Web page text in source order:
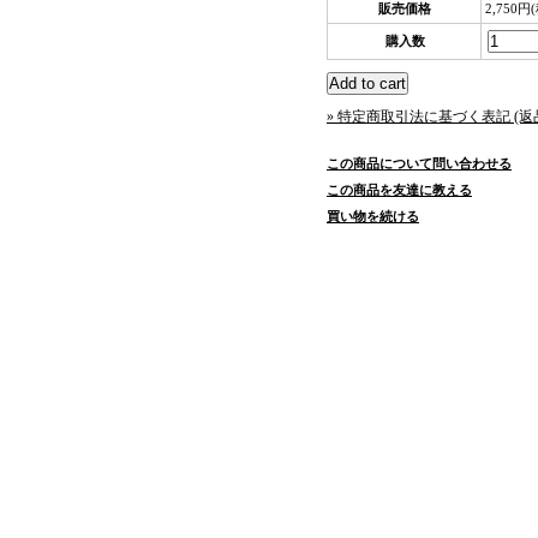
販売価格 2,750円
購入数
» 特定商取引法に基づく表記 (返
この商品について問い合わせる
この商品を友達に教える
買い物を続ける